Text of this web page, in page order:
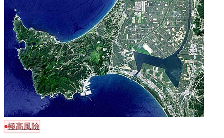
極高風險